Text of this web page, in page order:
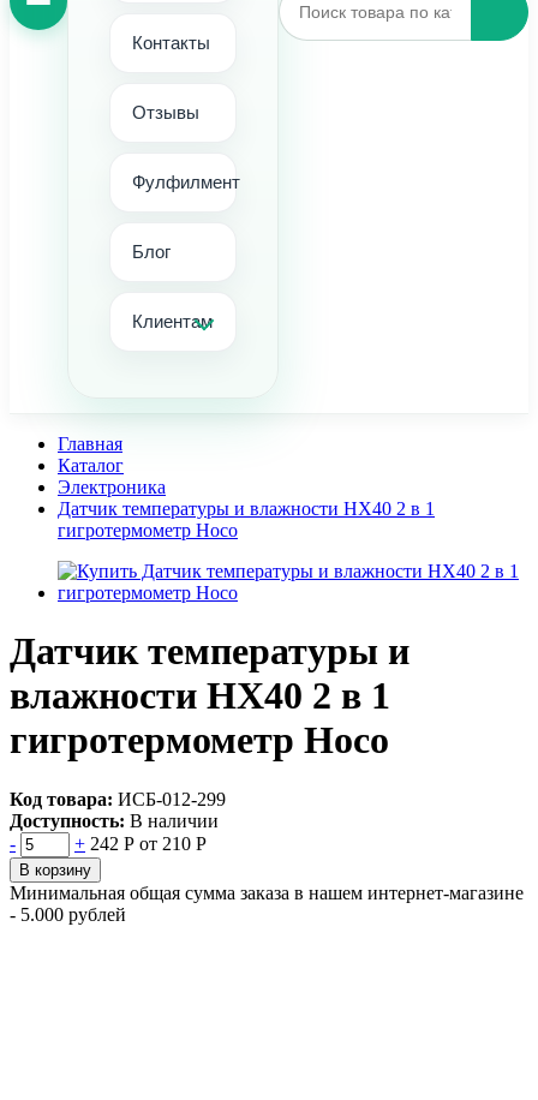
Контакты
Отзывы
Фулфилмент
Блог
Клиентам
Главная
Каталог
Электроника
Датчик температуры и влажности HX40 2 в 1
гигротермометр Hoco
Датчик температуры и
влажности HX40 2 в 1
гигротермометр Hoco
Код товара: ИСБ-012-299
Доступность: В наличии
-
+ 242 Р от 210 Р
В корзину
Минимальная общая сумма заказа в нашем интернет-магазине
- 5.000 рублей